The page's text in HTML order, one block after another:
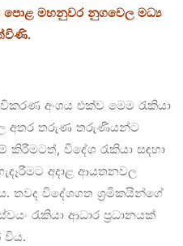
පොළ මහනුවර නුගවෙල මධ්‍ය
අංශය එක්ව මෙම රැකියා
අතර තරුණ තරුණියන්ට
කිරීමටත්, විදේශ රැකියා සඳහා
අදාළ ආයතනවල
තවද විදේශගත ශ්‍රමිකයින්ගේ
රැකියා ආධාර ප්‍රධානයක්
විය.